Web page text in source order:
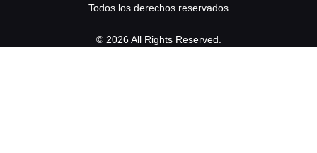
Todos los derechos reservados
© 2026 All Rights Reserved.